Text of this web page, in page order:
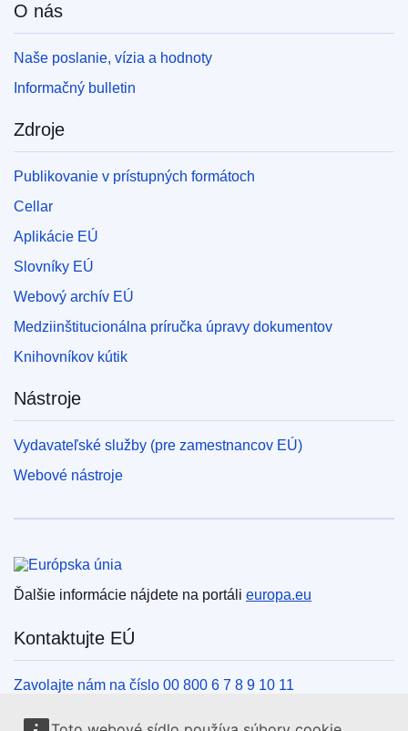
O nás
Naše poslanie, vízia a hodnoty
Informačný bulletin
Zdroje
Publikovanie v prístupných formátoch
Cellar
Aplikácie EÚ
Slovníky EÚ
Webový archív EÚ
Medziinštitucionálna príručka úpravy dokumentov
Knihovníkov kútik
Nástroje
Vydavateľské služby (pre zamestnancov EÚ)
Webové nástroje
Ďalšie informácie nájdete na portáli europa.eu
Kontaktujte EÚ
Zavolajte nám na číslo 00 800 6 7 8 9 10 11
Iné spôsoby, ako nás kontaktovať telefonicky